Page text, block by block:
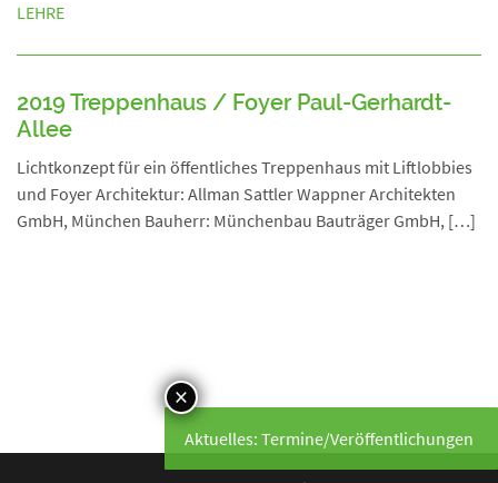
LEHRE
2019 Treppenhaus / Foyer Paul-Gerhardt-
Allee
Lichtkonzept für ein öffentliches Treppenhaus mit Liftlobbies
und Foyer Architektur: Allman Sattler Wappner Architekten
GmbH, München Bauherr: Münchenbau Bauträger GmbH, […]
Aktuelles: Termine/Veröffentlichungen